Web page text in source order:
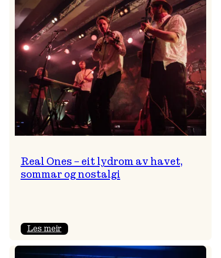
og
…?
Real Ones – eit lydrom av havet,
sommar og nostalgi
Les meir:
Ones